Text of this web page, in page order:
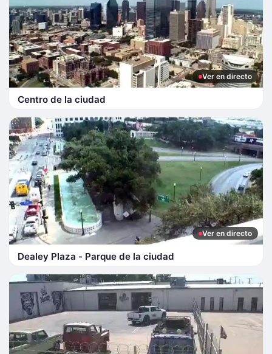
Ver en directo
Centro de la ciudad
Ver en directo
Dealey Plaza - Parque de la ciudad